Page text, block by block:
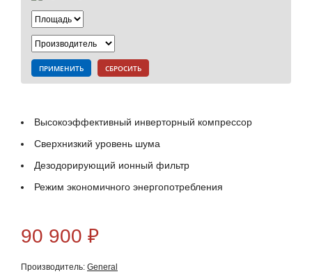
ПРИМЕНИТЬ СБРОСИТЬ
Высокоэффективный инверторный компрессор
Сверхнизкий уровень шума
Дезодорирующий ионный фильтр
Режим экономичного энергопотребления
90 900 ₽
Производитель: General